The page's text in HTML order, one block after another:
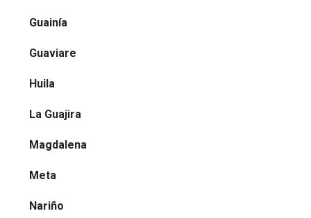
Guainía
Guaviare
Huila
La Guajira
Magdalena
Meta
Nariño